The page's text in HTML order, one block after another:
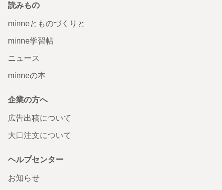
読みもの
minneとものづくりと
minne学習帖
ニュース
minneの本
企業の方へ
広告出稿について
大口注文について
ヘルプセンター
お知らせ